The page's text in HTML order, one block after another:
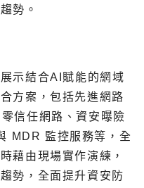
勢。
示結合AI賦能的網域
方案，包括先進網路
信任網路、資安曝險
MDR 監控服務等，全
藉由現場實作演練，
勢，全面提升資安防